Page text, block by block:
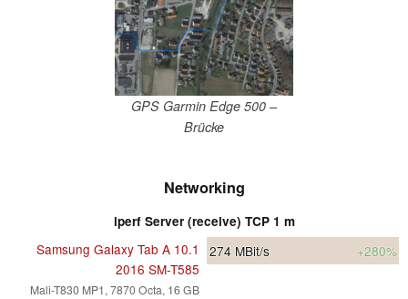
GPS Garmin Edge 500 –
Brücke
Networking
iperf Server (receive) TCP 1 m
Samsung Galaxy Tab A 10.1
2016 SM-T585
Mali-T830 MP1, 7870 Octa, 16 GB
274 MBit/s +280%